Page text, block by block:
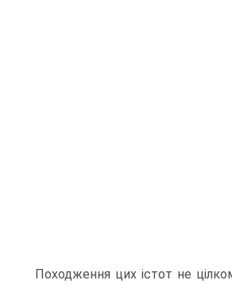
Походження цих істот не